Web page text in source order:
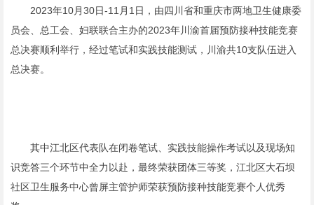
2023年10月30日-11月1日，由四川省和重庆市两地卫生健康委
员会、总工会、妇联联合主办的2023年川渝首届预防接种技能竞赛
总决赛顺利举行，经过笔试和实践技能测试，川渝共10支队伍进入
总决赛。
其中江北区代表队在闭卷笔试、实践技能操作考试以及现场知
识竞答三个环节中全力以赴，最终荣获团体三等奖，江北区大石坝
社区卫生服务中心曾屏主管护师荣获预防接种技能竞赛个人优秀